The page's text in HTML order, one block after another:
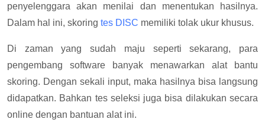
penyelenggara akan menilai dan menentukan hasilnya.
Dalam hal ini, skoring tes DISC memiliki tolak ukur khusus.
Di zaman yang sudah maju seperti sekarang, para
pengembang software banyak menawarkan alat bantu
skoring. Dengan sekali input, maka hasilnya bisa langsung
didapatkan. Bahkan tes seleksi juga bisa dilakukan secara
online dengan bantuan alat ini.